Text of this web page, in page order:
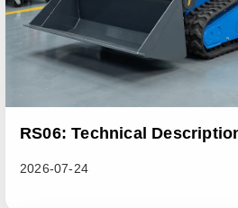
RS06: Technical
2026-07-24